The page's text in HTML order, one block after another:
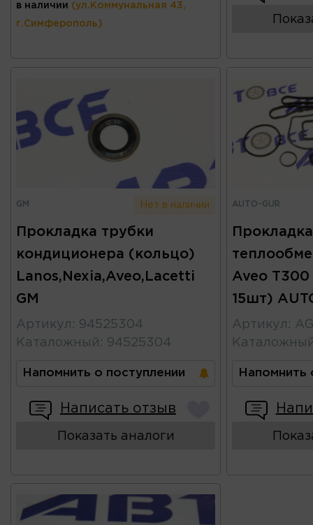
в наличии (ул.Коммунальная 43,
г.Симферополь)
GM Нет в наличии
Прокладка трубки
кондиционера (кольцо)
Lanos,Nexia,Aveo,Lacetti
GM
Артикул : 94525304
Каталожный : 94525304
Напомнить о поступлении
Написать отзыв
Показать аналоги
AUTO-GUR
Прокладка
Aveo
15шт)
Артикул :
Напомнить